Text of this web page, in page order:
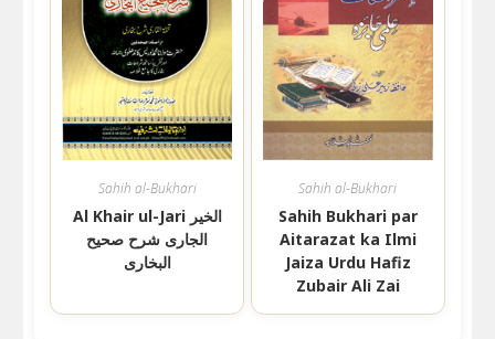
Sahih al-Bukhari
Al Khair ul-Jari الخیر
الجاری شرح صحیح
البخاری
Sahih al-Bukhari
Sahih Bukhari par
Aitarazat ka Ilmi
Jaiza Urdu Hafiz
Zubair Ali Zai